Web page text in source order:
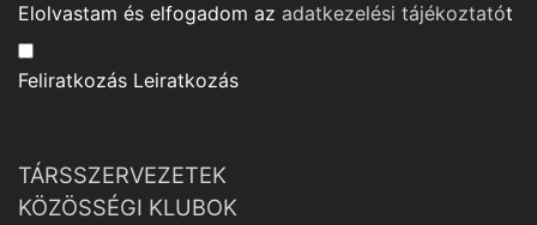
Elolvastam és elfogadom az adatkezelési tájékoztatót
Feliratkozás Leiratkozás
TÁRSSZERVEZETEK
KÖZÖSSÉGI KLUBOK